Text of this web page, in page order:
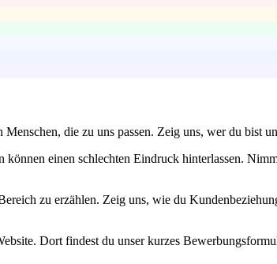
die zu uns passen. Zeig uns, wer du bist
einen schlechten Eindruck hinterlassen.
zu erzählen. Zeig uns, wie du
Dort findest du unser kurzes